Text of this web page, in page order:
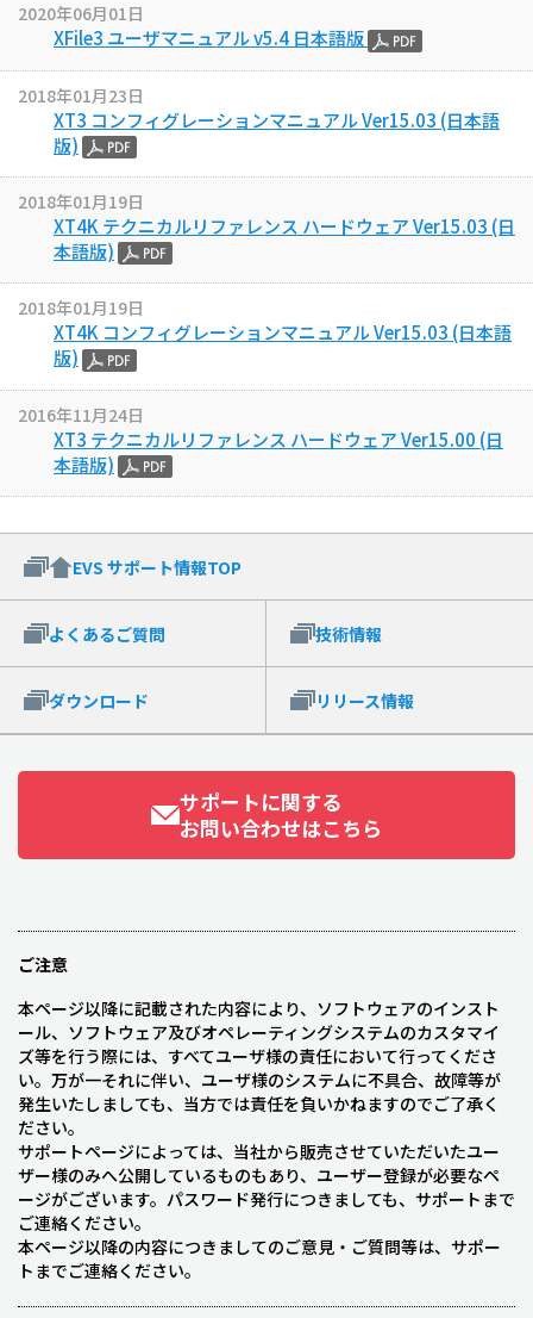
2020年06月01日
XFile3 ユーザマニュアル v5.4 日本語版
2018年01月23日
XT3 コンフィグレーションマニュアル Ver15.03 (日本語
版)
2018年01月19日
XT4K テクニカルリファレンス ハードウェア Ver15.03 (日
本語版)
2018年01月19日
XT4K コンフィグレーションマニュアル Ver15.03 (日本語
版)
2016年11月24日
XT3 テクニカルリファレンス ハードウェア Ver15.00 (日
本語版)
EVS サポート情報TOP
よくあるご質問 技術情報
ダウンロード リリース情報
サポートに関する
お問い合わせはこちら
ご注意
本ページ以降に記載された内容により、ソフトウェアのインスト
ール、ソフトウェア及びオペレーティングシステムのカスタマイ
ズ等を行う際には、すべてユーザ様の責任において行ってくださ
い。万が一それに伴い、ユーザ様のシステムに不具合、故障等が
発生いたしましても、当方では責任を負いかねますのでご了承く
ださい。
サポートページによっては、当社から販売させていただいたユー
ザー様のみへ公開しているものもあり、ユーザー登録が必要なペ
ージがございます。パスワード発行につきましても、サポートまで
ご連絡ください。
本ページ以降の内容につきましてのご意見・ご質問等は、サポー
トまでご連絡ください。